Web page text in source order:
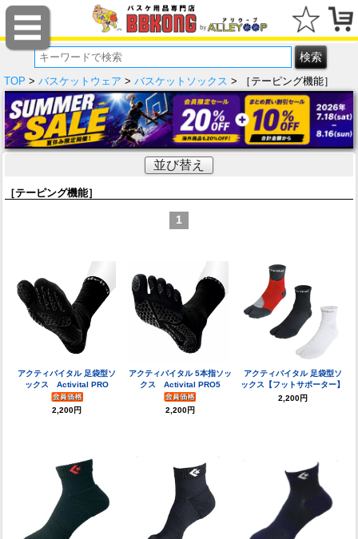
TOP > バスケットウェア > バスケットソックス > ［テーピング機能］
並び替え
［テーピング機能］
1
アクティバイタル 足袋型ソ
ックス Activital PRO
2,200円
アクティバイタル 5本指ソッ
クス Activital PRO5
2,200円
アクティバイタル 足袋型ソ
ックス【フットサポーター】
2,200円